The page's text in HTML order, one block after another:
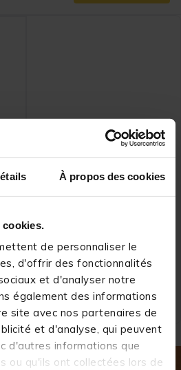
À propos des cookies
de personnaliser le
d'offrir des fonctionnalités
et d'analyser notre
également des informations
site avec nos partenaires de
et d'analyse, qui peuvent
d'autres informations que
ou qu'ils ont collectées lors de
Rating
au panier